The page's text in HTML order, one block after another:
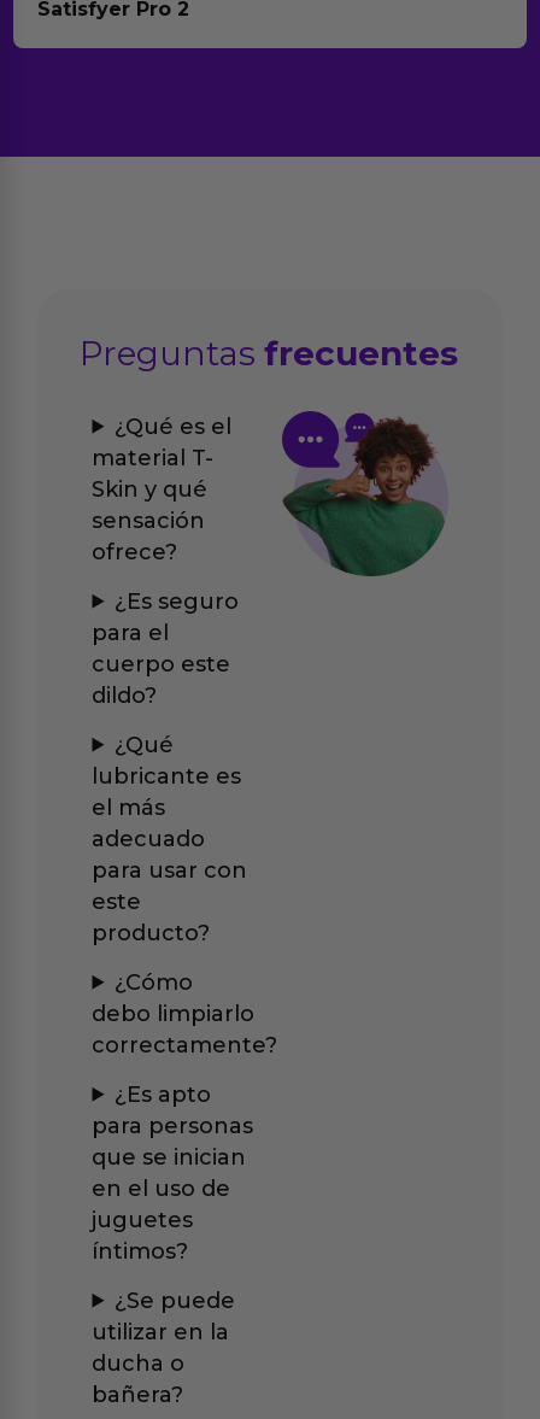
Satisfyer Pro 2
Preguntasfrecuentes
¿Qué es el
material T-
Skin y qué
sensación
ofrece?
¿Es seguro
para el
cuerpo este
dildo?
¿Qué
lubricante es
el más
adecuado
para usar con
este
producto?
¿Cómo
debo limpiarlo
correctamente?
¿Es apto
para personas
que se inician
en el uso de
juguetes
íntimos?
¿Se puede
utilizar en la
ducha o
bañera?